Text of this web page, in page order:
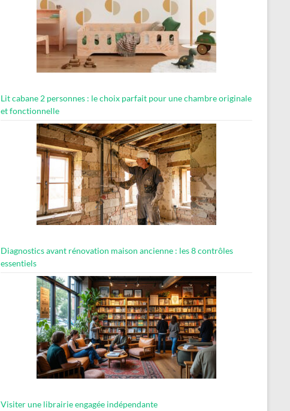
Lit cabane 2 personnes : le choix parfait pour une chambre originale
et fonctionnelle
Diagnostics avant rénovation maison ancienne : les 8 contrôles
essentiels
Visiter une librairie engagée indépendante